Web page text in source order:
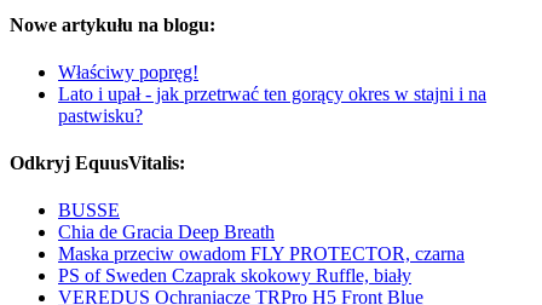
Nowe artykułu na blogu:
Właściwy popręg!
Lato i upał - jak przetrwać ten gorący okres w stajni i na
pastwisku?
Odkryj EquusVitalis:
BUSSE
Chia de Gracia Deep Breath
Maska przeciw owadom FLY PROTECTOR, czarna
PS of Sweden Czaprak skokowy Ruffle, biały
VEREDUS Ochraniacze TRPro H5 Front Blue